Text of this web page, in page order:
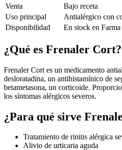
Venta
Bajo receta
Uso principal
Antialérgico con
Disponibilidad
En stock en
¿Qué es Frenaler Cort?
Frenaler Cort es un medicamento
desloratadina, un antihistamínico de
betametasona, un corticoide.
los síntomas alérgicos severos.
¿Para qué sirve
Tratamiento de rinitis alérgica
Alivio de urticaria aguda